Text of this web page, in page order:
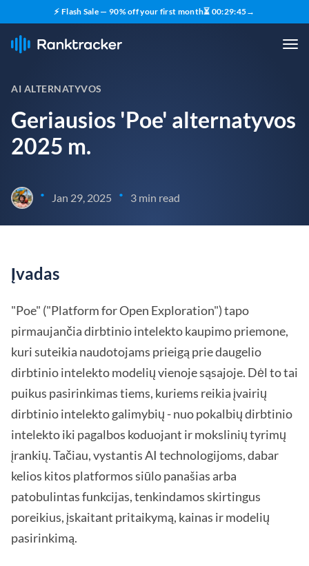
⚡ Flash Sale — 90% off your first month⏳ 00:29:44→
AI ALTERNATYVOS
Geriausios 'Poe' alternatyvos
2025 m.
• Jan 29, 2025 • 3 min read
Įvadas
"Poe" ("Platform for Open Exploration") tapo
pirmaujančia dirbtinio intelekto kaupimo priemone,
kuri suteikia naudotojams prieigą prie daugelio
dirbtinio intelekto modelių vienoje sąsajoje. Dėl to tai
puikus pasirinkimas tiems, kuriems reikia įvairių
dirbtinio intelekto galimybių - nuo pokalbių dirbtinio
intelekto iki pagalbos koduojant ir mokslinių tyrimų
įrankių. Tačiau, vystantis AI technologijoms, dabar
kelios kitos platformos siūlo panašias arba
patobulintas funkcijas, tenkindamos skirtingus
poreikius, įskaitant pritaikymą, kainas ir modelių
pasirinkimą.